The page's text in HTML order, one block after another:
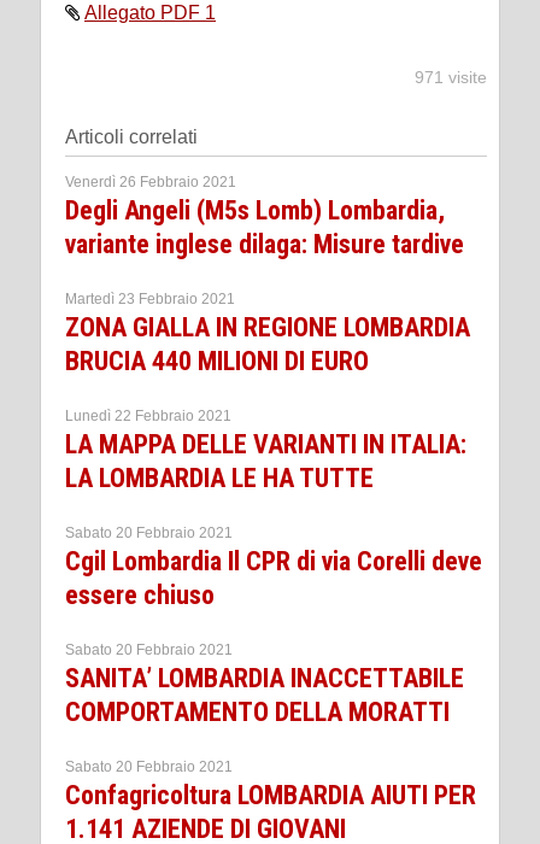
Allegato PDF 1
971 visite
Articoli correlati
Venerdì 26 Febbraio 2021
Degli Angeli (M5s Lomb) Lombardia,
variante inglese dilaga: Misure tardive
Martedì 23 Febbraio 2021
ZONA GIALLA IN REGIONE LOMBARDIA
BRUCIA 440 MILIONI DI EURO
Lunedì 22 Febbraio 2021
LA MAPPA DELLE VARIANTI IN ITALIA:
LA LOMBARDIA LE HA TUTTE
Sabato 20 Febbraio 2021
Cgil Lombardia Il CPR di via Corelli deve
essere chiuso
Sabato 20 Febbraio 2021
SANITA’ LOMBARDIA INACCETTABILE
COMPORTAMENTO DELLA MORATTI
Sabato 20 Febbraio 2021
Confagricoltura LOMBARDIA AIUTI PER
1.141 AZIENDE DI GIOVANI